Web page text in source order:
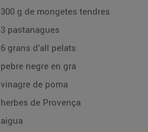
300 g de mongetes tendres
3 pastanagues
6 grans d’all pelats
pebre negre en gra
vinagre de poma
herbes de Provença
aigua